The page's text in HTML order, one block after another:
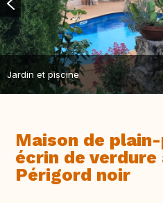
Jardin et piscine
Maison de
écrin de
Périgord noir